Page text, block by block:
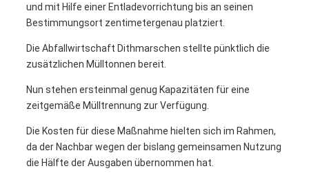
und mit Hilfe einer Entladevorrichtung bis an seinen
Bestimmungsort zentimetergenau platziert.
Die Abfallwirtschaft Dithmarschen stellte pünktlich die
zusätzlichen Mülltonnen bereit.
Nun stehen ersteinmal genug Kapazitäten für eine
zeitgemäße Mülltrennung zur Verfügung.
Die Kosten für diese Maßnahme hielten sich im Rahmen,
da der Nachbar wegen der bislang gemeinsamen Nutzung
die Hälfte der Ausgaben übernommen hat.